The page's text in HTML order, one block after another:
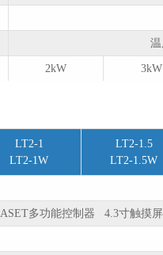
温
2kW 3kW
LT2-1
LT2-1W
LT2-1.5
LT2-1.5W
ASET多功能控制器 4.3寸触摸屏